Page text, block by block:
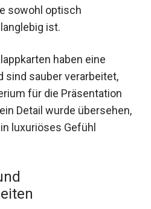
sowohl optisch
ist.
haben eine
sind sauber verarbeitet,
für die Präsentation
Detail wurde übersehen,
luxuriöses Gefühl